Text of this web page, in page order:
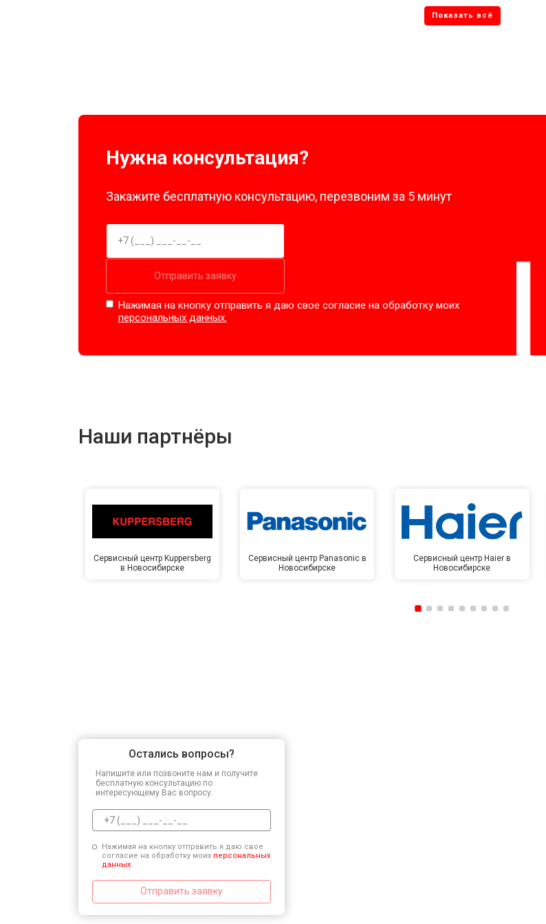
от 80 мин
Нужна консультация?
Закажите бесплатную консультацию, перезвоним за 5 минут
Отправить заявку
Нажимая на кнопку отправить я даю свое согласие на обработку моих
персональных данных.
Наши партнёры
Сервисный центр Kuppersberg
в Новосибирске
Сервисный центр Panasonic в
Новосибирске
Сервисный центр Haier в
Новосибирске
Остались вопросы?
Напишите или позвоните нам и получите
бесплатную консультацию по
интересующему Вас вопросу.
Нажимая на кнопку отправить я даю свое
согласие на обработку моих персональных
данных.
Отправить заявку